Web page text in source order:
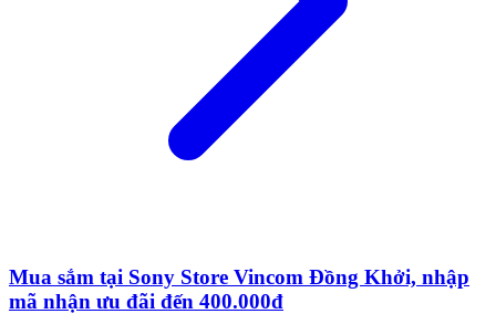
Mua sắm tại Sony Store Vincom Đồng Khởi, nhập
mã nhận ưu đãi đến 400.000đ